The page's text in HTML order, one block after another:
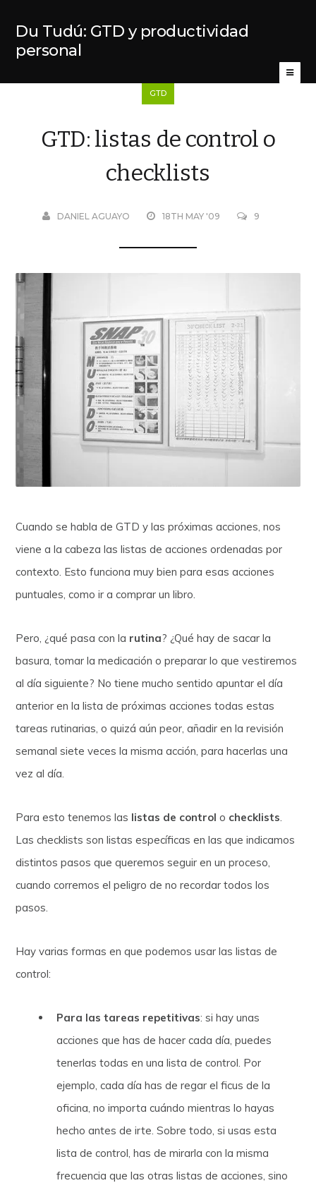
Du Tudú: GTD y productividad
personal
GTD
GTD: listas de control o
checklists
DANIEL AGUAYO 18TH MAY '09 9
Cuando se habla de GTD y las próximas acciones, nos
viene a la cabeza las listas de acciones ordenadas por
contexto. Esto funciona muy bien para esas acciones
puntuales, como ir a comprar un libro.
Pero, ¿qué pasa con la rutina? ¿Qué hay de sacar la
basura, tomar la medicación o preparar lo que vestiremos
al día siguiente? No tiene mucho sentido apuntar el día
anterior en la lista de próximas acciones todas estas
tareas rutinarias, o quizá aún peor, añadir en la revisión
semanal siete veces la misma acción, para hacerlas una
vez al día.
Para esto tenemos las listas de control o checklists
Las checklists son listas específicas en las que indicamos
distintos pasos que queremos seguir en un proceso,
cuando corremos el peligro de no recordar todos los
pasos.
Hay varias formas en que podemos usar las listas de
control:
Para las tareas repetitivas: si hay unas
acciones que has de hacer cada día, puedes
tenerlas todas en una lista de control. Por
ejemplo, cada día has de regar el ficus de la
oficina, no importa cuándo mientras lo hayas
hecho antes de irte. Sobre todo, si usas esta
lista de control, has de mirarla con la misma
frecuencia que las otras listas de acciones, sino